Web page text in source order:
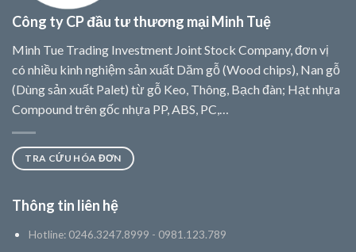
Công ty CP đầu tư thương mại Minh Tuệ
Minh Tue Trading Investment Joint Stock Company, đơn vị
có nhiều kinh nghiệm sản xuất Dăm gỗ (Wood chips), Nan gỗ
(Dùng sản xuất Palet) từ gỗ Keo, Thông, Bạch đàn; Hạt nhựa
Compound trên gốc nhựa PP, ABS, PC,…
TRA CỨU HÓA ĐƠN
Thông tin liên hệ
Hotline: 0246.3247.8999 - 0981.123.789